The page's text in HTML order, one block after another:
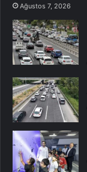
Ağustos 7, 2026